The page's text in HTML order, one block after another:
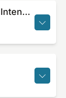
Lefay SPA Gewichtmanagement Intensive